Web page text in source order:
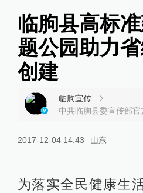
临朐县高标
题公园助力
创建
临朐宣传
中共临朐县委宣传部官
2017-12-04 14:43 山东
为落实全民健康生